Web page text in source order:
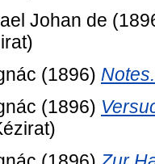
Johan de
(1896) Notes.
(1896)